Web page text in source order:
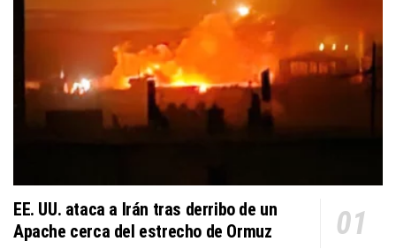
EE. UU. ataca a Irán tras derribo de un
Apache cerca del estrecho de Ormuz